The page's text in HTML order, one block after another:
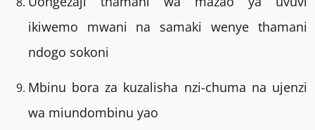
ikiwemo mwani na samaki wenye thamani
ndogo sokoni
Mbinu bora za kuzalisha nzi-chuma na ujenzi
wa miundombinu yao